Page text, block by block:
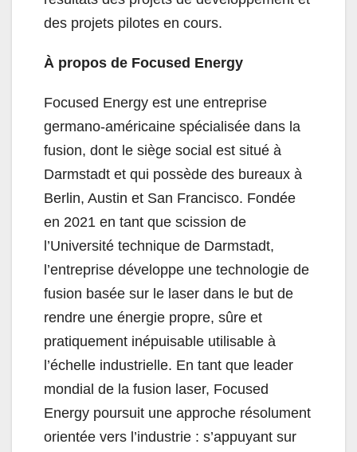
des projets pilotes en cours.
À propos de Focused Energy
Focused Energy est une entreprise
germano-américaine spécialisée dans la
fusion, dont le siège social est situé à
Darmstadt et qui possède des bureaux à
Berlin, Austin et San Francisco. Fondée
en 2021 en tant que scission de
l’Université technique de Darmstadt,
l’entreprise développe une technologie de
fusion basée sur le laser dans le but de
rendre une énergie propre, sûre et
pratiquement inépuisable utilisable à
l’échelle industrielle. En tant que leader
mondial de la fusion laser, Focused
Energy poursuit une approche résolument
orientée vers l’industrie : s’appuyant sur